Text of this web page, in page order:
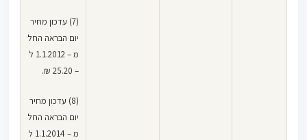
(7) עדכון מחיר
יום הבראה החל
מ – 1.1.2012 ל
– 25.20 ₪.
(8) עדכון מחיר
יום הבראה החל
מ – 1.1.2014 ל